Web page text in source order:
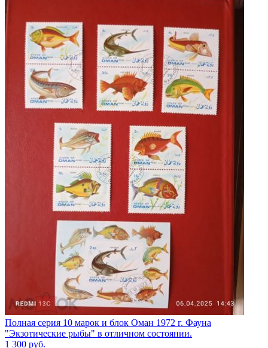
Полная серия 10 марок и блок Оман 1972 г. Фауна
"Экзотические рыбы" в отличном состоянии.
1 300 руб.